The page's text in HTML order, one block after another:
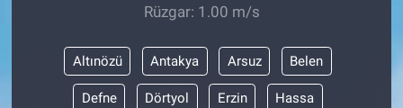
Rüzgar: 1.00 m/s
Altınözü Antakya Arsuz Belen
Defne Dörtyol Erzin Hassa